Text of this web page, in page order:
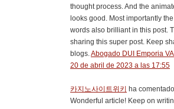
thought process. And the
looks good. Most importantly
words also brilliant in this post.
sharing this super post. Keep
blogs.Abogado DUI Emporia VA
20 de abril de 2023 a las 17:55
카지노사이트위키
ha
Wonderful article! Keep on